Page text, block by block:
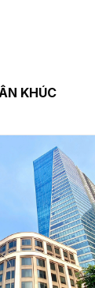
KHÚC